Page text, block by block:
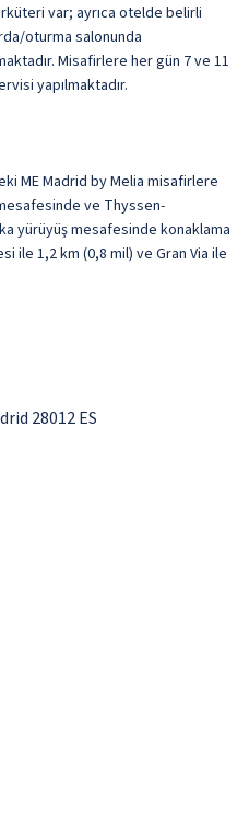
var; ayrıca otelde belirli
oturma salonunda
Misafirlere her gün 7 ve 11
yapılmaktadır.
ME Madrid by Melia misafirlere
ve Thyssen-
yürüyüş mesafesinde konaklama
ile 1,2 km (0,8 mil) ve Gran Via ile
28012 ES